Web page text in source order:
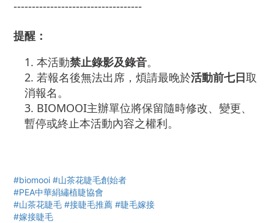
-----------------------------------
提醒：
本活動禁止錄影及錄音。
若報名後無法出席，煩請最晚於活動前七日取
消報名。
BIOMOOI主辦單位將保留隨時修改、變更、
暫停或終止本活動內容之權利。
#biomooi #山茶花睫毛創始者
#PEA中華絹繡植睫協會
#山茶花睫毛 #接睫毛推薦 #睫毛嫁接
#嫁接睫毛